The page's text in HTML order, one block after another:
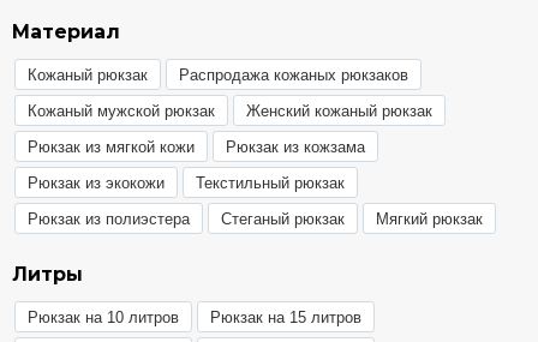
сертифицирован, ознакомиться с гарантией вы
можете в разделеГарантия и брак.
Материал
Кожаный рюкзак
Распродажа кожаных рюкзаков
Кожаный мужской рюкзак
Женский кожаный рюкзак
Рюкзак из мягкой кожи
Рюкзак из кожзама
Рюкзак из экокожи
Текстильный рюкзак
Рюкзак из полиэстера
Стеганый рюкзак Мягкий рюкзак
Литры
Рюкзак на 10 литров
Рюкзак на 15 литров